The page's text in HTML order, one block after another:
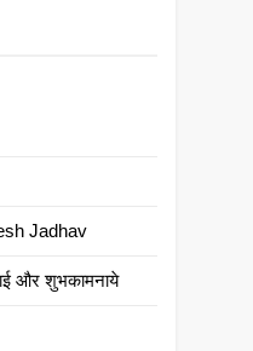
Jadhav
और शुभकामनाये